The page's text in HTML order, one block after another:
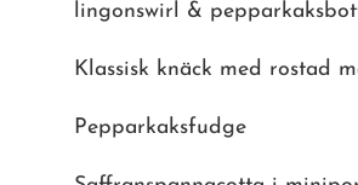
lingonswirl &
Klassisk knäck med rostad
Pepparkaksfudge